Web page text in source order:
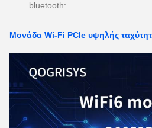
bluetooth:
Μονάδα Wi-Fi PCIe υψηλής